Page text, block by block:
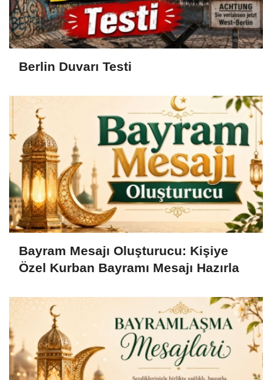
Berlin Duvarı Testi
Bayram Mesajı Oluşturucu: Kişiye
Özel Kurban Bayramı Mesajı Hazırla